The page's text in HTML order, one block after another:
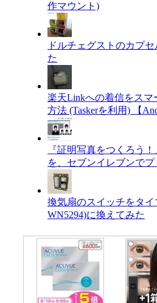
作マウント)
ドルチェグストのカプ
た
楽天Linkへの着信をスマ
方法 (Taskerを利用) 【
『証明写真をつくろう
を、セブンイレブンで
換気扇のスイッチをタイ
WN5294)に換えてみた